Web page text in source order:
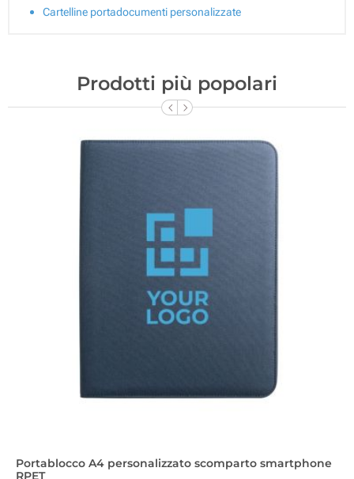
Cartelline portadocumenti personalizzate
Prodotti più popolari
Portablocco A4 personalizzato scomparto smartphone
RPET